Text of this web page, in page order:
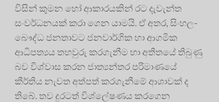
විසින් කුමන හෝ ආකාරයකින් රට දැවැන්ත
සංවර්ධනයක් කරා ගෙන යාමයි. ඒ අතර, සිංහල-
බෞද්ධ ජනතාවට ජනවාර්ගික හා ආගමික
ආධිපත්‍යය තහවුරු කරගැනීම හා අතීතයේ තිබුණු
බව විශ්වාස කරන ජාත්‍යන්තර පරිමාණයේ
කීර්තිය නැවත අත්පත් කරගැනීමේ ආශාවක් ද
තිබේ. තව දුරටත් විශ්ලේෂණය කරගෙන